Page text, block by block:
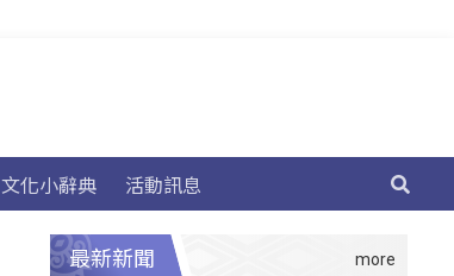
文化小辭典 活動訊息
最新新聞